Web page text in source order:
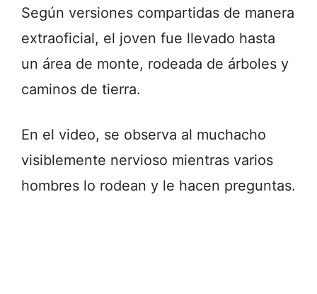
Según versiones compartidas de manera
extraoficial, el joven fue llevado hasta
un área de monte, rodeada de árboles y
caminos de tierra.
En el video, se observa al muchacho
visiblemente nervioso mientras varios
hombres lo rodean y le hacen preguntas.